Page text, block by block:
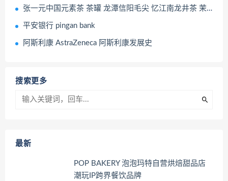
张一元中国元素茶 茶罐 龙潭信阳毛尖 忆江南龙井茶 茉莉花茶 茶叶类品牌
平安银行 pingan bank
阿斯利康 AstraZeneca 阿斯利康发展史
搜索更多
最新
POP BAKERY 泡泡玛特自营烘焙甜品店
潮玩IP跨界餐饮品牌